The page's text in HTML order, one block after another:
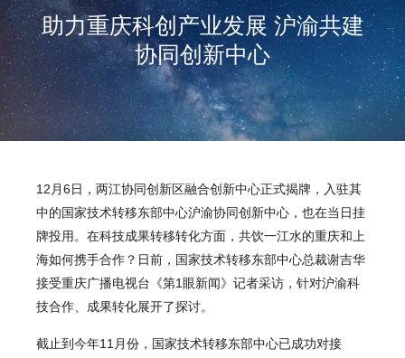
助力重庆科创产业发展 沪渝共建
协同创新中心
12月6日，两江协同创新区融合创新中心正式揭牌，入驻其
中的国家技术转移东部中心沪渝协同创新中心，也在当日挂
牌投用。在科技成果转移转化方面，共饮一江水的重庆和上
海如何携手合作？日前，国家技术转移东部中心总裁谢吉华
接受重庆广播电视台《第1眼新闻》记者采访，针对沪渝科
技合作、成果转化展开了探讨。
截止到今年11月份，国家技术转移东部中心已成功对接